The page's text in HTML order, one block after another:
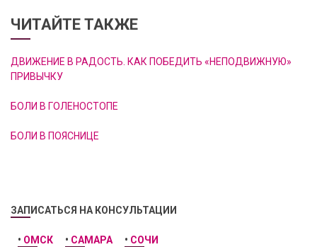
ЧИТАЙТЕ ТАКЖЕ
ДВИЖЕНИЕ В РАДОСТЬ. КАК ПОБЕДИТЬ «НЕПОДВИЖНУЮ»
ПРИВЫЧКУ
БОЛИ В ГОЛЕНОСТОПЕ
БОЛИ В ПОЯСНИЦЕ
ЗАПИСАТЬСЯ НА КОНСУЛЬТАЦИИ
• ОМСК • САМАРА • СОЧИ